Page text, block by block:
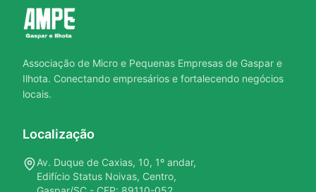
Associação de Micro e Pequenas Empresas de Gaspar e
Ilhota. Conectando empresários e fortalecendo negócios
locais.
Localização
Av. Duque de Caxias, 10, 1º andar,
Edifício Status Noivas, Centro,